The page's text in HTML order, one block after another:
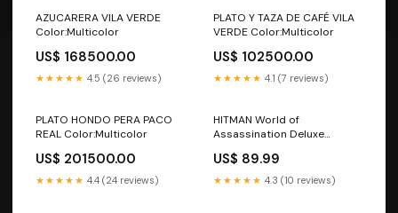
AZUCARERA VILA VERDE
Color:Multicolor
US$ 168500.00
★★★★★ 4.5 (26 reviews)
PLATO Y TAZA DE CAFÉ VILA
VERDE Color:Multicolor
US$ 102500.00
★★★★★ 4.1 (7 reviews)
PLATO HONDO PERA PACO
REAL Color:Multicolor
US$ 201500.00
★★★★★ 4.4 (24 reviews)
HITMAN World of
Assassination Deluxe
> Disparos
US$ 89.99
★★★★★ 4.3 (10 reviews)